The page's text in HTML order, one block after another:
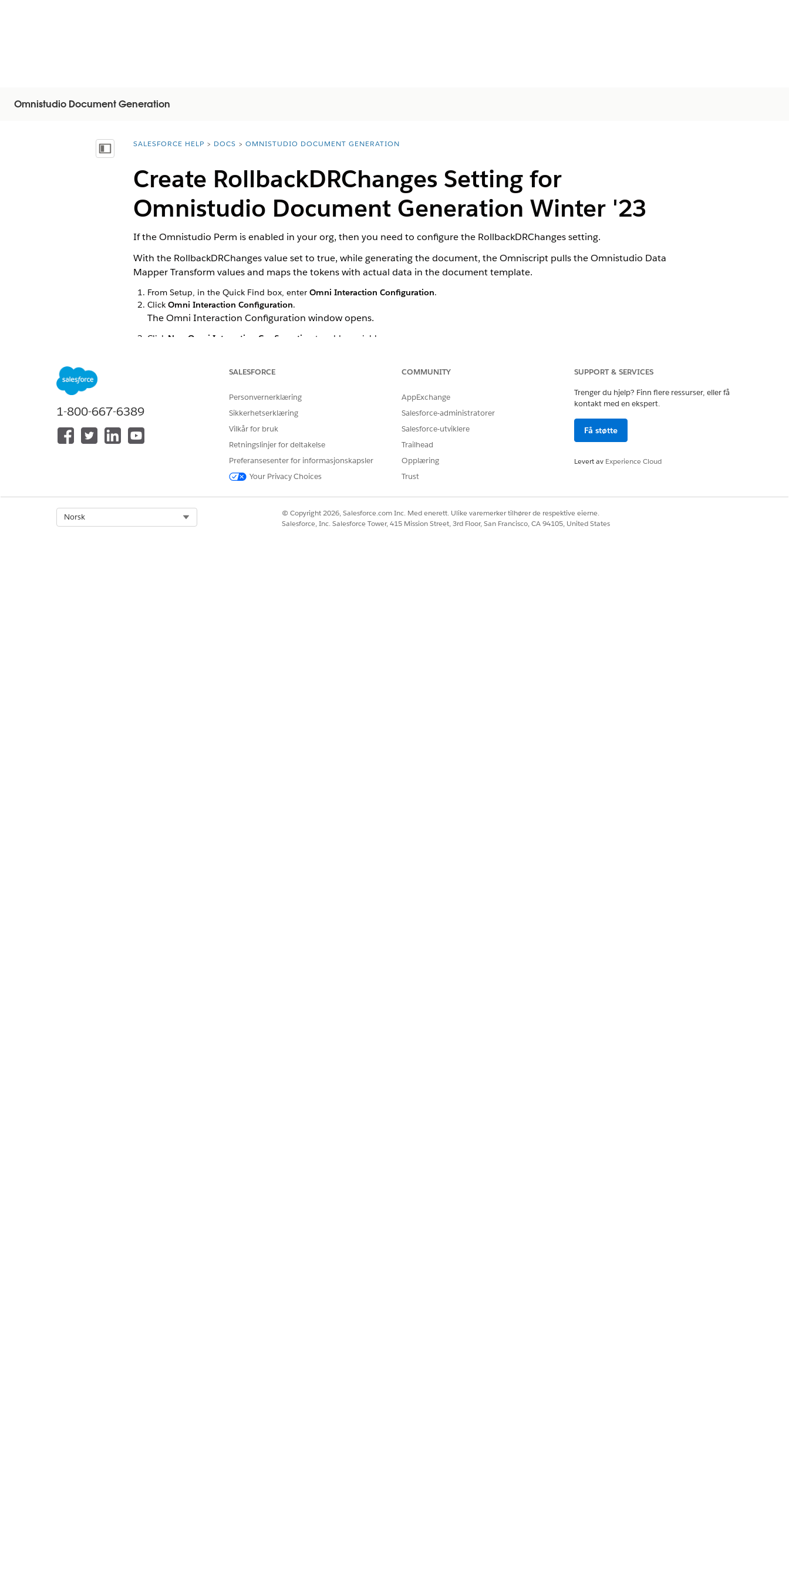
Omnistudio Document Generation
Vis innholdsfortegnelse
You are here:
SALESFORCE HELP DOCS OMNISTUDIO DOCUMENT GENERATION
Create RollbackDRChanges Setting for
Omnistudio Document Generation Winter '23
If the Omnistudio Perm is enabled in your org, then you need to configure the RollbackDRChanges setting.
With the RollbackDRChanges value set to true, while generating the document, the Omniscript pulls the Omnistudio Data
Mapper Transform values and maps the tokens with actual data in the document template.
From Setup, in the Quick Find box, enter Omni Interaction Configuration.
Click Omni Interaction Configuration.
The Omni Interaction Configuration window opens.
Click New Omni Interaction Configuration
to add a variable.
HJALP DENNE ARTIKKELEN MED Å LØSE PROBLEMET DITT?
1-800-667-6389
SALESFORCE
Personvernerklæring
Sikkerhetserklæring
Vilkår for bruk
Retningslinjer for deltakelse
Preferansesenter for informasjonskapsler
Your Privacy Choices
COMMUNITY
AppExchange
Salesforce-administratorer
Salesforce-utviklere
Trailhead
Opplæring
Trust
SUPPORT & SERVICES
Trenger du hjelp? Finn flere ressurser, eller få
kontakt med en ekspert.
Få støtte
Levert av Experience Cloud
Norsk
© Copyright 2026, Salesforce.com Inc. Med enerett. Ulike varemerker tilhører de respektive eierne.
Salesforce, Inc. Salesforce Tower, 415 Mission Street, 3rd Floor, San Francisco, CA 94105, United States